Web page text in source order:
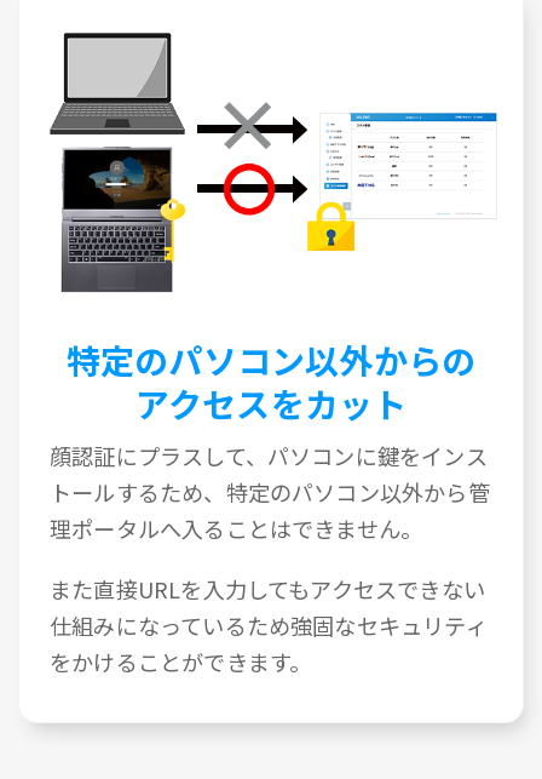
特定のパソコン以外からの
アクセスをカット
顔認証にプラスして、パソコンに鍵をインス
トールするため、特定のパソコン以外から管
理ポータルへ入ることはできません。
また直接URLを入力してもアクセスできない
仕組みになっているため強固なセキュリティ
をかけることができます。